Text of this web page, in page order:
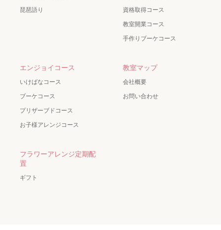
琵琶語り 資格取得コース
教室開業コース
手作りブーケコース
エンジョイコース
いけばなコース
ブーケコース
プリザーブドコース
お子様アレンジコース
教室マップ
会社概要
お問い合わせ
フラワーアレンジ定期配
置
ギフト